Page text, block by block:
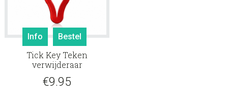
Info Bestel
Tick Key Teken
verwijderaar
€9.95